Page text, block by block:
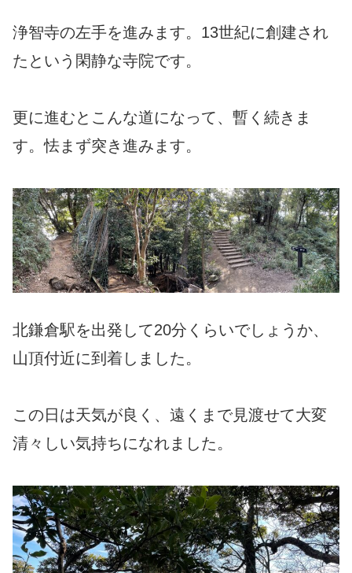
浄智寺の左手を進みます。13世紀に創建され
たという閑静な寺院です。
更に進むとこんな道になって、暫く続きま
す。怯まず突き進みます。
北鎌倉駅を出発して20分くらいでしょうか、
山頂付近に到着しました。
この日は天気が良く、遠くまで見渡せて大変
清々しい気持ちになれました。